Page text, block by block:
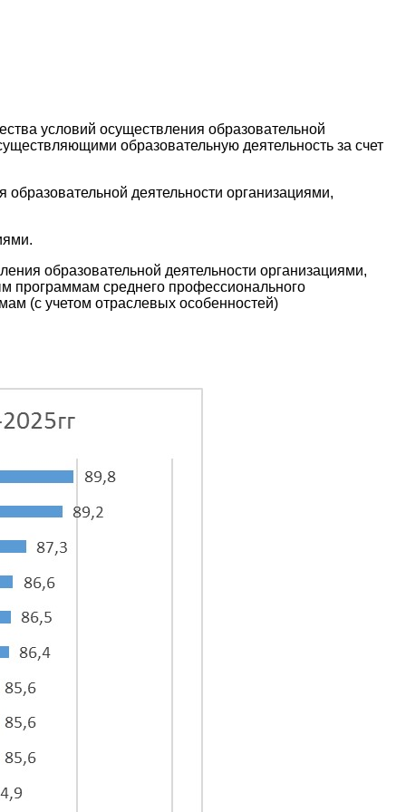
условий осуществления образовательной
образовательную деятельность за счет
деятельности организациями,
образовательной деятельности организациями,
программам среднего профессионального
(с учетом отраслевых особенностей)